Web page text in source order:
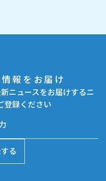
報をお届け
ニュースをお届けするニ
登録ください
る